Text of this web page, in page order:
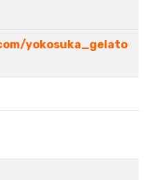
yokosuka_gelato